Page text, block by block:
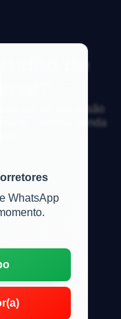
WhatsApp
de
da discussão
compra, venda